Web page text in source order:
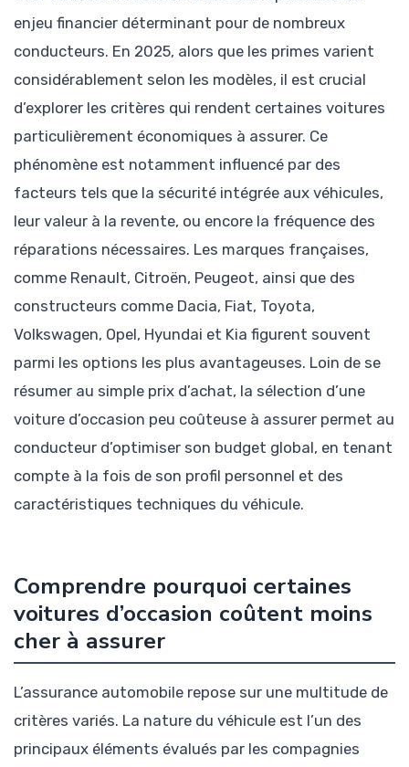
enjeu financier déterminant pour de nombreux
conducteurs. En 2025, alors que les primes varient
considérablement selon les modèles, il est crucial
d’explorer les critères qui rendent certaines voitures
particulièrement économiques à assurer. Ce
phénomène est notamment influencé par des
facteurs tels que la sécurité intégrée aux véhicules,
leur valeur à la revente, ou encore la fréquence des
réparations nécessaires. Les marques françaises,
comme Renault, Citroën, Peugeot, ainsi que des
constructeurs comme Dacia, Fiat, Toyota,
Volkswagen, Opel, Hyundai et Kia figurent souvent
parmi les options les plus avantageuses. Loin de se
résumer au simple prix d’achat, la sélection d’une
voiture d’occasion peu coûteuse à assurer permet au
conducteur d’optimiser son budget global, en tenant
compte à la fois de son profil personnel et des
caractéristiques techniques du véhicule.
Comprendre pourquoi certaines
voitures d’occasion coûtent moins
cher à assurer
L’assurance automobile repose sur une multitude de
critères variés. La nature du véhicule est l’un des
principaux éléments évalués par les compagnies